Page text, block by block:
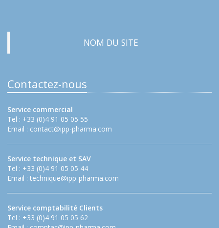
NOM DU SITE
Contactez-nous
Service commercial
Tel : +33 (0)4 91 05 05 55
Email : contact@ipp-pharma.com
Service technique et SAV
Tel : +33 (0)4 91 05 05 44
Email : technique@ipp-pharma.com
Service comptabilité Clients
Tel : +33 (0)4 91 05 05 62